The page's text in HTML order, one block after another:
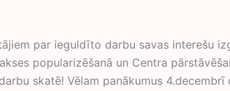
par ieguldīto darbu savas interešu
popularizēšanā un Centra
skatē! Vēlam panākumus 4.decembrī